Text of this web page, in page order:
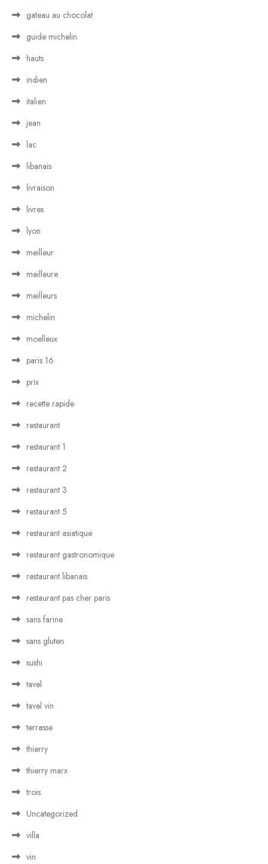
gateau au chocolat
guide michelin
hauts
indien
italien
jean
lac
libanais
livraison
livres
lyon
meilleur
meilleure
meilleurs
michelin
moelleux
paris 16
prix
recette rapide
restaurant
restaurant 1
restaurant 2
restaurant 3
restaurant 5
restaurant asiatique
restaurant gastronomique
restaurant libanais
restaurant pas cher paris
sans farine
sans gluten
sushi
tavel
tavel vin
terrasse
thierry
thierry marx
trois
Uncategorized
villa
vin